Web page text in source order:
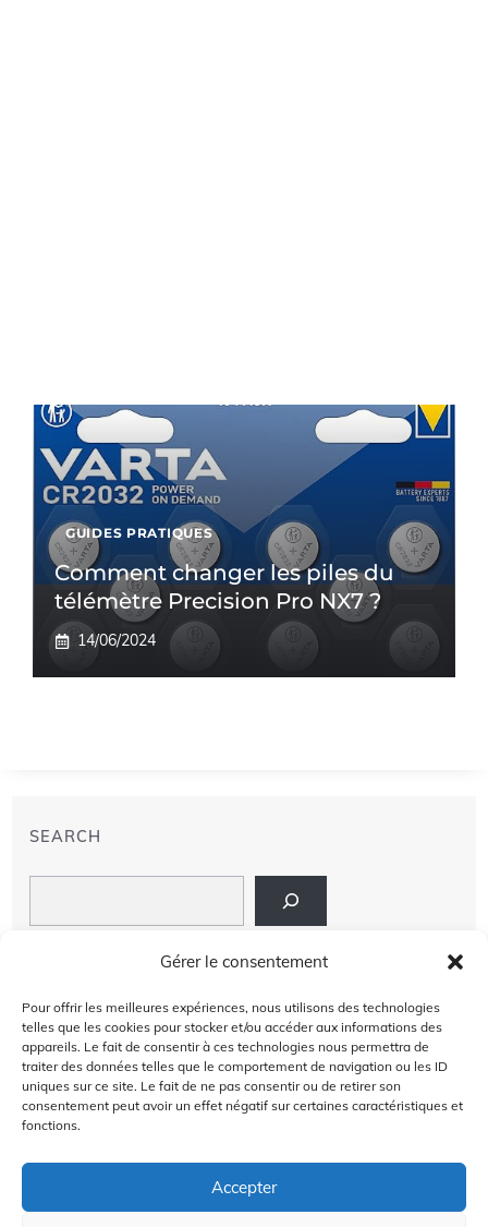
Gérer le consentement
Pour offrir les meilleures expériences, nous utilisons des technologies
telles que les cookies pour stocker et/ou accéder aux informations des
appareils. Le fait de consentir à ces technologies nous permettra de
traiter des données telles que le comportement de navigation ou les ID
uniques sur ce site. Le fait de ne pas consentir ou de retirer son
consentement peut avoir un effet négatif sur certaines caractéristiques et
fonctions.
Accepter
GUIDES PRATIQUES
Comment changer les piles du
télémètre Precision Pro NX7 ?
14/06/2024
SEARCH
À PROPOS DE NOUS
AVIS DE NON-RESPONSABILITÉ